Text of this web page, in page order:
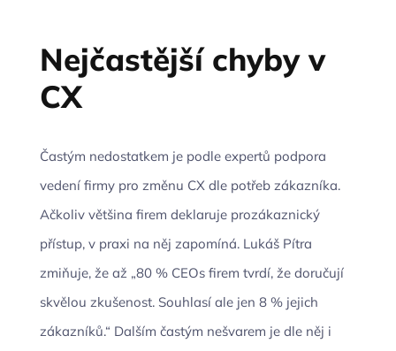
Nejčastější chyby v
CX
Častým nedostatkem je podle expertů podpora
vedení firmy pro změnu CX dle potřeb zákazníka.
Ačkoliv většina firem deklaruje prozákaznický
přístup, v praxi na něj zapomíná. Lukáš Pítra
zmiňuje, že až „80 % CEOs firem tvrdí, že doručují
skvělou zkušenost. Souhlasí ale jen 8 % jejich
zákazníků.“ Dalším častým nešvarem je dle něj i